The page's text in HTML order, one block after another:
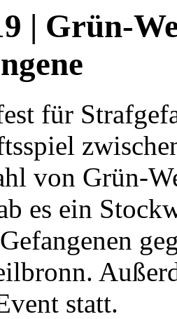
| Grün-
für
von Grün-
es ein
statt.